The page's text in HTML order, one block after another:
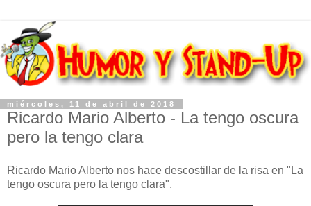
miércoles, 11 de abril de 2018
Ricardo Mario Alberto - La tengo oscura
pero la tengo clara
Ricardo Mario Alberto nos hace descostillar de la risa en "La
tengo oscura pero la tengo clara".